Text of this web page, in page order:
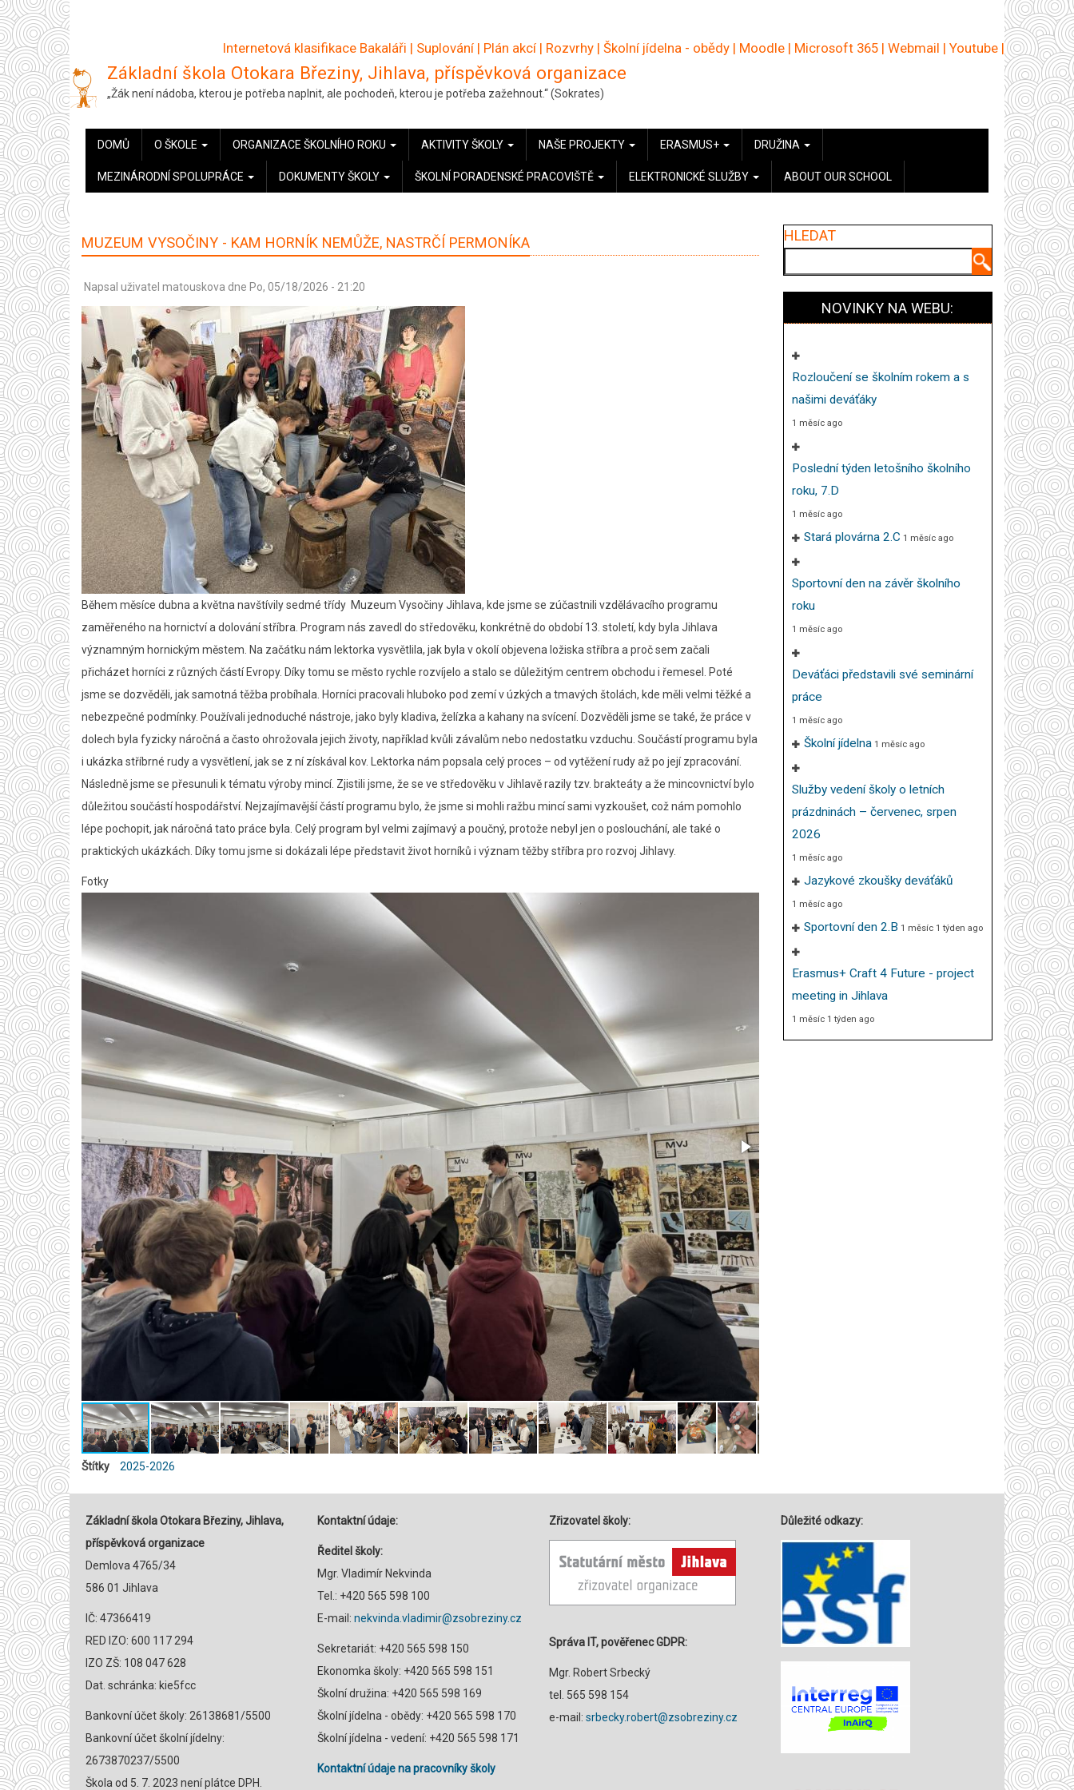
Přejít
k
hlavnímu
obsahu
Internetová klasifikace Bakaláři | Suplování | Plán akcí | Rozvrhy | Školní jídelna - obědy | Moodle | Microsoft 365 | Webmail | Youtube |
Základní škola Otokara Březiny, Jihlava, příspěvková organizace
„Žák není nádoba, kterou je potřeba naplnit, ale pochodeň, kterou je potřeba zažehnout.“ (Sokrates)
HLAVNÍ
NAVIGACE
DOMŮ O ŠKOLE ORGANIZACE ŠKOLNÍHO ROKU AKTIVITY ŠKOLY NAŠE PROJEKTY ERASMUS+ DRUŽINA
MEZINÁRODNÍ SPOLUPRÁCE DOKUMENTY ŠKOLY ŠKOLNÍ PORADENSKÉ PRACOVIŠTĚ ELEKTRONICKÉ SLUŽBY ABOUT OUR SCHOOL
MUZEUM VYSOČINY - KAM HORNÍK NEMŮŽE, NASTRČÍ PERMONÍKA
Napsal uživatel matouskova dne Po, 05/18/2026 - 21:20
Během měsíce dubna a května navštívily sedmé třídy Muzeum Vysočiny Jihlava, kde jsme se zúčastnili vzdělávacího programu
zaměřeného na hornictví a dolování stříbra. Program nás zavedl do středověku, konkrétně do období 13. století, kdy byla Jihlava
významným hornickým městem. Na začátku nám lektorka vysvětlila, jak byla v okolí objevena ložiska stříbra a proč sem začali
přicházet horníci z různých částí Evropy. Díky tomu se město rychle rozvíjelo a stalo se důležitým centrem obchodu i řemesel. Poté
jsme se dozvěděli, jak samotná těžba probíhala. Horníci pracovali hluboko pod zemí v úzkých a tmavých štolách, kde měli velmi těžké a
nebezpečné podmínky. Používali jednoduché nástroje, jako byly kladiva, želízka a kahany na svícení. Dozvěděli jsme se také, že práce v
dolech byla fyzicky náročná a často ohrožovala jejich životy, například kvůli závalům nebo nedostatku vzduchu. Součástí programu byla
i ukázka stříbrné rudy a vysvětlení, jak se z ní získával kov. Lektorka nám popsala celý proces – od vytěžení rudy až po její zpracování.
Následně jsme se přesunuli k tématu výroby mincí. Zjistili jsme, že se ve středověku v Jihlavě razily tzv. brakteáty a že mincovnictví bylo
důležitou součástí hospodářství. Nejzajímavější částí programu bylo, že jsme si mohli ražbu mincí sami vyzkoušet, což nám pomohlo
lépe pochopit, jak náročná tato práce byla. Celý program byl velmi zajímavý a poučný, protože nebyl jen o poslouchání, ale také o
praktických ukázkách. Díky tomu jsme si dokázali lépe představit život horníků i význam těžby stříbra pro rozvoj Jihlavy.
Fotky
Štítky 2025-2026
HLEDAT
NOVINKY NA WEBU:
Rozloučení se školním rokem a s
našimi deváťáky
1 měsíc ago
Poslední týden letošního školního
roku, 7.D
1 měsíc ago
Stará plovárna 2.C 1 měsíc ago
Sportovní den na závěr školního
roku
1 měsíc ago
Deváťáci představili své seminární
práce
1 měsíc ago
Školní jídelna 1 měsíc ago
Služby vedení školy o letních
prázdninách – červenec, srpen
2026
1 měsíc ago
Jazykové zkoušky deváťáků
1 měsíc ago
Sportovní den 2.B 1 měsíc 1 týden ago
Erasmus+ Craft 4 Future - project
meeting in Jihlava
1 měsíc 1 týden ago
Základní škola Otokara Březiny, Jihlava,
příspěvková organizace
Demlova 4765/34
586 01 Jihlava
IČ: 47366419
RED IZO: 600 117 294
IZO ZŠ: 108 047 628
Dat. schránka: kie5fcc
Bankovní účet školy: 26138681/5500
Bankovní účet školní jídelny:
2673870237/5500
Škola od 5. 7. 2023 není plátce DPH.
Kontaktní údaje:
Ředitel školy:
Mgr. Vladimír Nekvinda
Tel.: +420 565 598 100
E-mail: nekvinda.vladimir@zsobreziny.cz
Sekretariát: +420 565 598 150
Ekonomka školy: +420 565 598 151
Školní družina: +420 565 598 169
Školní jídelna - obědy: +420 565 598 170
Školní jídelna - vedení: +420 565 598 171
Kontaktní údaje na pracovníky školy
Zřizovatel školy:
Správa IT, pověřenec GDPR:
Mgr. Robert Srbecký
tel. 565 598 154
e-mail: srbecky.robert@zsobreziny.cz
Důležité odkazy: